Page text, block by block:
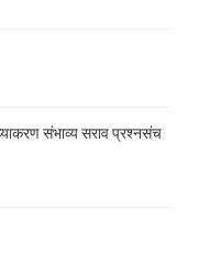
संभाव्य सराव प्रश्नसंच